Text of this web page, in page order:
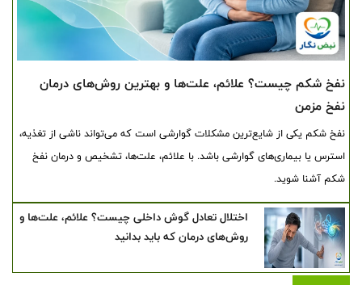
نفخ شکم چیست؟ علائم، علت‌ها و بهترین روش‌های درمان
نفخ مزمن
نفخ شکم یکی از شایع‌ترین مشکلات گوارشی است که می‌تواند ناشی از تغذیه،
استرس یا بیماری‌های گوارشی باشد. با علائم، علت‌ها، تشخیص و درمان نفخ
شکم آشنا شوید.
اختلال تعادل گوش داخلی چیست؟ علائم، علت‌ها و
روش‌های درمان که باید بدانید